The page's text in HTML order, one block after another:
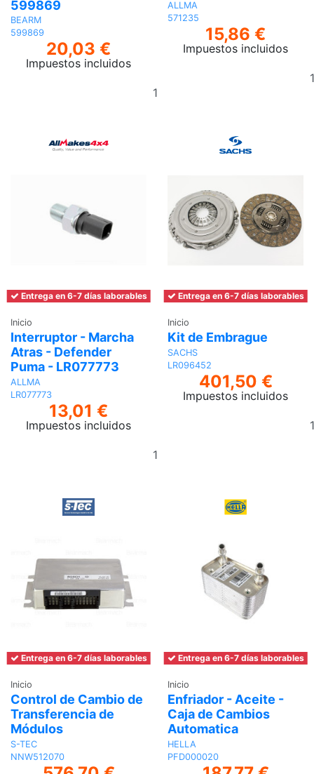
599869
BEARM
599869
20,03 €
Impuestos incluidos
ALLMA
571235
15,86 €
Impuestos incluidos
Entrega en 6-7 días laborables
Inicio
Interruptor - Marcha
Atras - Defender
Puma - LR077773
ALLMA
LR077773
13,01 €
Impuestos incluidos
Entrega en 6-7 días laborables
Inicio
Kit de Embrague
SACHS
LR096452
401,50 €
Impuestos incluidos
Entrega en 6-7 días laborables
Inicio
Control de Cambio de
Transferencia de
Módulos
S-TEC
NNW512070
Entrega en 6-7 días laborables
Inicio
Enfriador - Aceite -
Caja de Cambios
Automatica
HELLA
PFD000020